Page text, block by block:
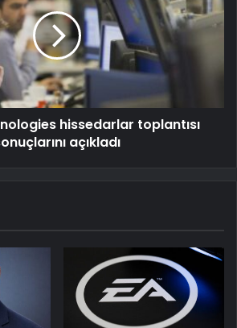
hissedarlar toplantısı
açıkladı